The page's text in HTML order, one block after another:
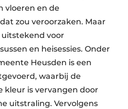
vloeren en de
zou veroorzaken. Maar
uitstekend voor
en heisessies. Onder
Heusden is een
waarbij de
kleur is vervangen door
uitstraling. Vervolgens